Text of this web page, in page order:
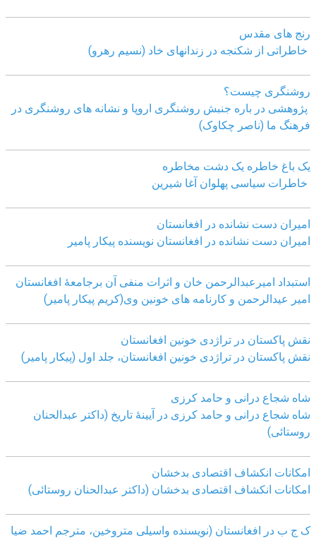
رنج های مقدس
خاطراتی از شکنجه در زندانهای خاد (نسیم رهرو)
روشنگری چیست؟
پژوهشی در باره جنبش روشنگری اروپا و نشانه های روشنگری در
فرهنگ ما (ناصر چکاوک)
یک باغ خاطره یک دشت مخاطره
خاطرات سیاسی پهلوان آغا شیرین
امیران دست نشانده در افغانستان
امیران دست نشانده در افغانستان نویسنده پیکار پامیر
استبداد امیرعبدالرحمن خان و اثرات منفی آن برجامعۀ افغانستان
امیر عیدالرحمن و کارنامه های خونین وی(کریم پیکار پامیر)
نقش پاکستان در تراژدی خونین افغانستان
نقش پاکستان در تراژدی خونین افغانستان، جلد اول (پیکار پامیر)
شاه شجاع درانی و حامد کرزی
شاه شجاع درانی و حامد کرزی در آیینۀ تاریخ (داکتر عبدالحنان
روستائی)
امکانات انکشاف اقتصادی بدخشان
امکانات انکشاف اقتصادی بدخشان (داکتر عبدالحنان روستائی)
ک ج ب در افغانستان (نویسنده واسیلی متروخین، مترجم احمد ضیا